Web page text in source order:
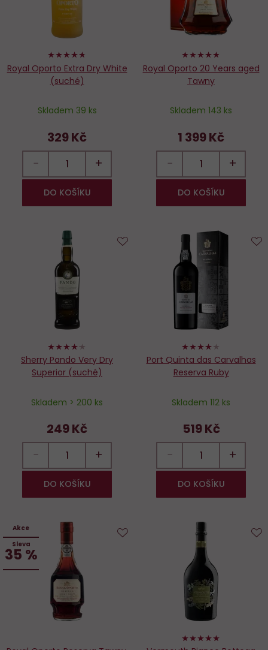
94%
Royal Oporto Extra Dry White
(suché)
Skladem 39 ks
329 Kč
− +
DO KOŠÍKU
96%
Royal Oporto 20 Years aged
Tawny
Skladem 143 ks
1 399 Kč
− +
DO KOŠÍKU
82%
Sherry Pando Very Dry
Superior (suché)
Skladem > 200 ks
249 Kč
− +
DO KOŠÍKU
oblíbených
80%
Port Quinta das Carvalhas
Reserva Ruby
Skladem 112 ks
519 Kč
− +
DO KOŠÍKU
Akce
Sleva
35 %
100%